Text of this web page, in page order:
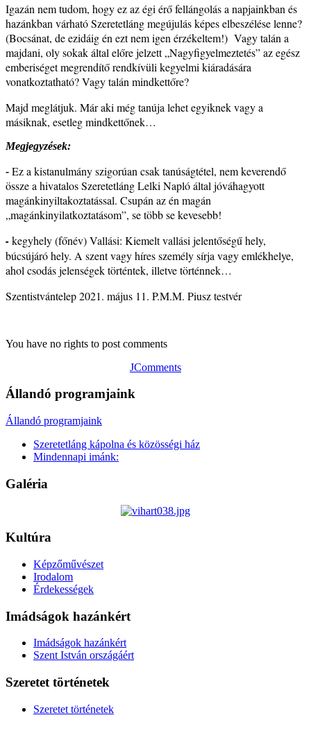
Igazán nem tudom, hogy ez az égi érő fellángolás a napjainkban és
hazánkban várható Szeretetláng megújulás képes elbeszélése lenne?
(Bocsánat, de ezidáig én ezt nem igen érzékeltem!) Vagy talán a
majdani, oly sokak által előre jelzett „Nagyfigyelmeztetés” az egész
emberiséget megrendítő rendkívüli kegyelmi kiáradására
vonatkoztatható? Vagy talán mindkettőre?
Majd meglátjuk. Már aki még tanúja lehet egyiknek vagy a
másiknak, esetleg mindkettőnek…
Megjegyzések:
- Ez a kistanulmány szigorúan csak tanúságtétel, nem keverendő
össze a hivatalos Szeretetláng Lelki Napló által jóváhagyott
magánkinyiltakoztatással. Csupán az én magán
„magánkinyilatkoztatásom”, se több se kevesebb!
-kegyhely (főnév) Vallási: Kiemelt vallási jelentőségű hely,
búcsújáró hely. A szent vagy híres személy sírja vagy emlékhelye,
ahol csodás jelenségek történtek, illetve történnek…
Szentistvántelep 2021. május 11. P.M.M. Piusz testvér
You have no rights to post comments
JComments
Állandó programjaink
Állandó programjaink
Szeretetláng kápolna és közösségi ház
Mindennapi imánk:
Galéria
Kultúra
Képzőművészet
Irodalom
Érdekességek
Imádságok hazánkért
Imádságok hazánkért
Szent István országáért
Szeretet történetek
Szeretet történetek